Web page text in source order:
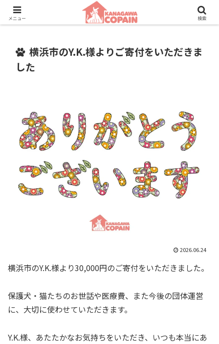
保護動物たちに、新しい家族との素敵な出会いを。
横浜市のY.K.様よりご寄付をいただきま
した
2026.06.24
横浜市のY.K.様より30,000円のご寄付をいただきました。
保護犬・猫たちのお世話や医療費、また今後の団体運営
に、大切に使わせていただきます。
Y.K.様、あたたかなお気持ちをいただき、いつも本当にあ
メニュー 検索